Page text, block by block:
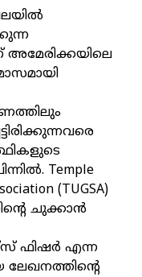
Temple
(TUGSA)
ചുക്കാൻ
ഫിഷർ എന്ന